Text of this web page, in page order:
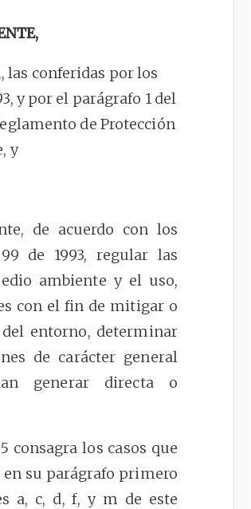
las conferidas por los
y por el parágrafo 1 del
de Protección
y
de acuerdo con los
de 1993, regular las
ambiente y el uso,
con el fin de mitigar o
entorno, determinar
de carácter general
generar directa o
consagra los casos que
su parágrafo primero
a, c, d, f, y m de este